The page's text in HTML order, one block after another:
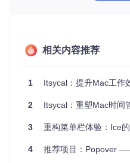
按钮，设置弹出视图控制
制弹窗的显示与关闭。
深入理解复杂的Cocoa框架。
应用场景
该项目适用于那些希望快速
板创建提醒工具、系统状态
图标形式存在的小型应用。
相关内容推荐
1 Itsycal：提升Mac工作
2 Itsycal：重塑Mac时间
3 重构菜单栏体验：Ice
4 推荐项目：Popover